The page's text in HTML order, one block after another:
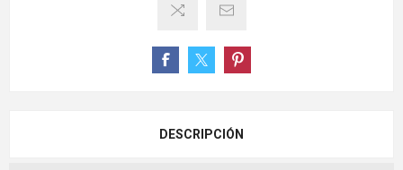
DESCRIPCIÓN